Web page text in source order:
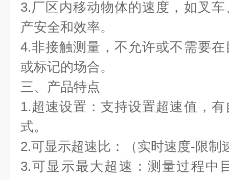
3.厂区内移动物体的速度，如叉
产安全和效率。
4.非接触测量，不允许或不需要
或标记的场合。
三、产品特点
1.超速设置：支持设置超速值，
式。
2.可显示超速比：（实时速度-限制
3.可显示最大超速：测量过程中